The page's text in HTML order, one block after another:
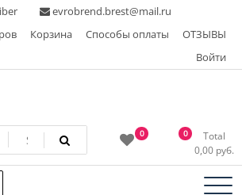
evrobrend.brest@mail.ru
Корзина Способы оплаты
ОТЗЫВЫ
Войти
магазин одежды
0 0
Total
0,00 руб.